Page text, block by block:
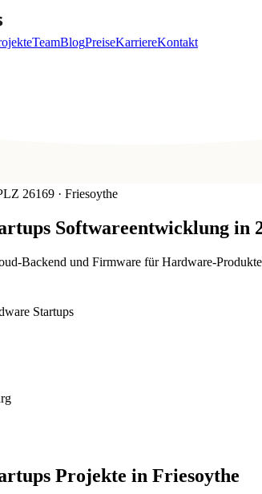
TeamBlogPreiseKarriereKontakt
26169 · Friesoythe
Softwareentwicklung in
Backend und Firmware für Hardware-
Startups
Projekte in Friesoythe